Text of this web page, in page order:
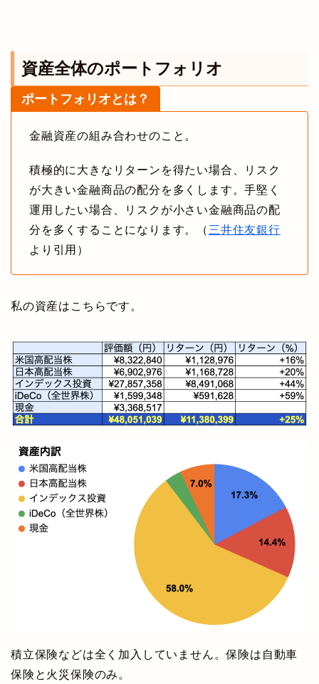
資産全体のポートフォリオ
ポートフォリオとは？
金融資産の組み合わせのこと。
積極的に大きなリターンを得たい場合、リスク
が大きい金融商品の配分を多くします。手堅く
運用したい場合、リスクが小さい金融商品の配
分を多くすることになります。（ 三井住友銀行
より引用）
私の資産はこちらです。
積立保険などは全く加入していません。保険は自動車
保険と火災保険のみ。